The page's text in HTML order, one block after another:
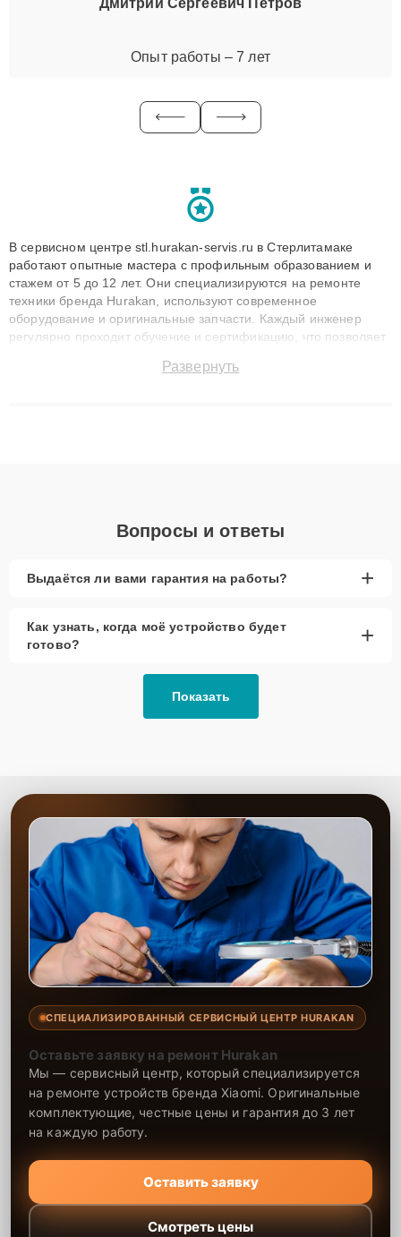
Опыт работы – 7 лет
В сервисном центре stl.hurakan-servis.ru в Стерлитамаке
работают опытные мастера с профильным образованием и
стажем от 5 до 12 лет. Они специализируются на ремонте
техники бренда Hurakan, используют современное
оборудование и оригинальные запчасти. Каждый инженер
регулярно проходит обучение и сертификацию, что позволяет
технику с сохранением гарантии до 3 лет. Наши мастера
Развернуть
Вопросы и ответы
Выдаётся ли вами гарантия на работы? +
Как узнать, когда моё устройство будет
готово?
+
Показать
СПЕЦИАЛИЗИРОВАННЫЙ СЕРВИСНЫЙ ЦЕНТР HURAKAN
Оставьте заявку на ремонт Hurakan
Мы — сервисный центр, который специализируется
на ремонте устройств бренда Xiaomi. Оригинальные
комплектующие, честные цены и гарантия до 3 лет
на каждую работу.
Оставить заявку
Смотреть цены